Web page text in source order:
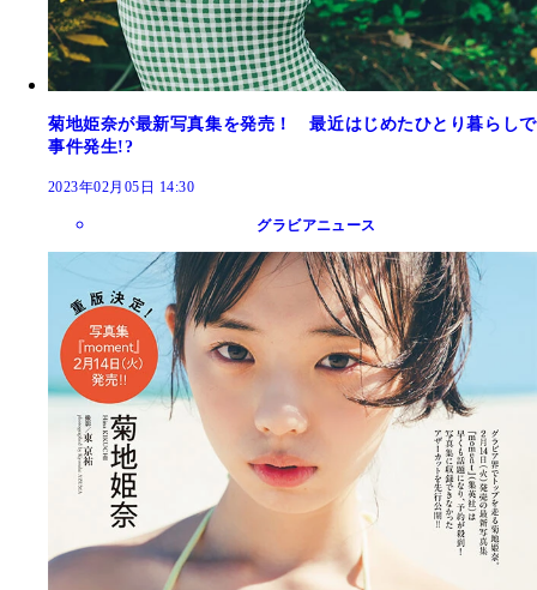
菊地姫奈が最新写真集を発売！ 最近はじめたひとり暮らしで
事件発生!?
2023年02月05日 14:30
グラビアニュース